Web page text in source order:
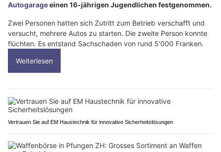
Autogarageeinen 16-jährigen Jugendlichen festgenommen.
Zwei Personen hatten sich Zutritt zum Betrieb verschafft und
versucht, mehrere Autos zu starten. Die zweite Person konnte
flüchten. Es entstand Sachschaden von rund 5'000 Franken.
Weiterlesen
Vertrauen Sie auf EM Haustechnik für innovative Sicherheitslösungen